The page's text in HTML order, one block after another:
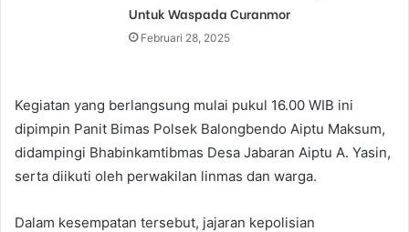
Untuk Waspada Curanmor
Februari 28, 2025
Kegiatan yang berlangsung mulai pukul 16.00 WIB ini
dipimpin Panit Bimas Polsek Balongbendo Aiptu Maksum,
didampingi Bhabinkamtibmas Desa Jabaran Aiptu A. Yasin,
serta diikuti oleh perwakilan linmas dan warga.
Dalam kesempatan tersebut, jajaran kepolisian